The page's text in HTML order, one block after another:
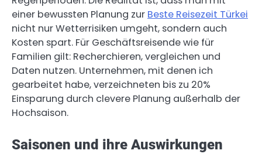
einer bewussten Planung zur Beste Reisezeit Türkei
nicht nur Wetterrisiken umgeht, sondern auch
Kosten spart. Für Geschäftsreisende wie für
Familien gilt: Recherchieren, vergleichen und
Daten nutzen. Unternehmen, mit denen ich
gearbeitet habe, verzeichneten bis zu 20%
Einsparung durch clevere Planung außerhalb der
Hochsaison.
Saisonen und ihre Auswirkungen